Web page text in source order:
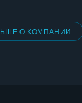
О КОМПАНИИ